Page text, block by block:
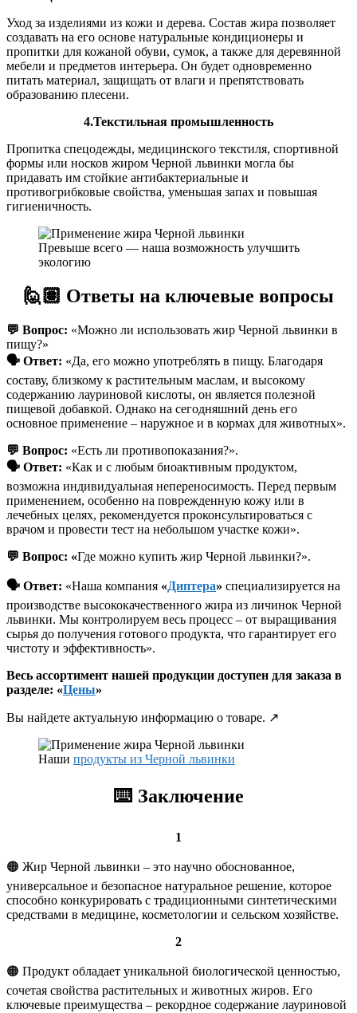
Уход за изделиями из кожи и дерева. Состав жира позволяет
создавать на его основе натуральные кондиционеры и
пропитки для кожаной обуви, сумок, а также для деревянной
мебели и предметов интерьера. Он будет одновременно
питать материал, защищать от влаги и препятствовать
образованию плесени.
4.Текстильная промышленность
Пропитка спецодежды, медицинского текстиля, спортивной
формы или носков жиром Черной львинки могла бы
придавать им стойкие антибактериальные и
противогрибковые свойства, уменьшая запах и повышая
гигиеничность.
Превыше всего — наша возможность улучшить
экологию
🙋🏽 Ответы на ключевые вопросы
💬 Вопрос: «Можно ли использовать жир Черной львинки в
пищу?»
🗣️ Ответ: «Да, его можно употреблять в пищу. Благодаря
составу, близкому к растительным маслам, и высокому
содержанию лауриновой кислоты, он является полезной
пищевой добавкой. Однако на сегодняшний день его
основное применение – наружное и в кормах для животных».
💬 Вопрос: «Есть ли противопоказания?».
🗣️ Ответ: «Как и с любым биоактивным продуктом,
возможна индивидуальная непереносимость. Перед первым
применением, особенно на поврежденную кожу или в
лечебных целях, рекомендуется проконсультироваться с
врачом и провести тест на небольшом участке кожи».
💬 Вопрос: «Где можно купить жир Черной львинки?».
🗣️ Ответ: «Наша компания «Диптера» специализируется на
производстве высококачественного жира из личинок Черной
львинки. Мы контролируем весь процесс – от выращивания
сырья до получения готового продукта, что гарантирует его
чистоту и эффективность».
Весь ассортимент нашей продукции доступен для заказа в
разделе: «Цены»
Вы найдете актуальную информацию о товаре. ↗️
Наши продукты из Черной львинки
⌨️ Заключение
1
🟠 Жир Черной львинки – это научно обоснованное,
универсальное и безопасное натуральное решение, которое
способно конкурировать с традиционными синтетическими
средствами в медицине, косметологии и сельском хозяйстве.
2
🟠 Продукт обладает уникальной биологической ценностью,
сочетая свойства растительных и животных жиров. Его
ключевые преимущества – рекордное содержание лауриновой